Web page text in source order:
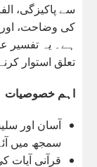
سے پاکیزگی،
کی وضاحت، اور
ہے۔ یہ تفسیر
تعلق استوار
اہم خصوصیات
آسان اور
سمجھ میں
قرآنی آیات